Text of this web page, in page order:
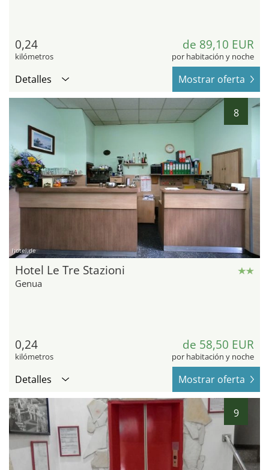
0,24
kilómetros
de 89,10 EUR
por habitación y noche
Detalles Mostrar oferta
8
hotel.de
Hotel Le Tre Stazioni
Genua
0,24
kilómetros
de 58,50 EUR
por habitación y noche
Detalles Mostrar oferta
9